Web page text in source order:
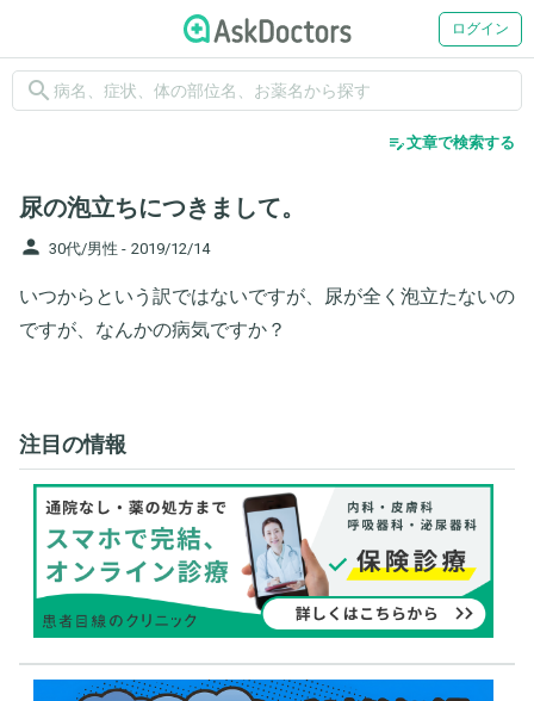
ログイン
search
edit_note文章で検索する
尿の泡立ちにつきまして。
person 30代/男性 - 2019/12/14
いつからという訳ではないですが、尿が全く泡立たないの
ですが、なんかの病気ですか？
注目の情報